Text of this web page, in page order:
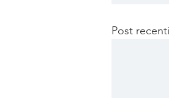
Post recenti